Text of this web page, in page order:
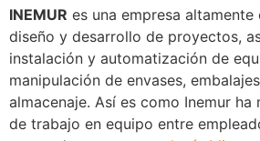
INEMUR es una empresa altamente
diseño y desarrollo de proyectos,
instalación y automatización de
manipulación de envases,
almacenaje. Así es como Inemur
de trabajo en equipo entre